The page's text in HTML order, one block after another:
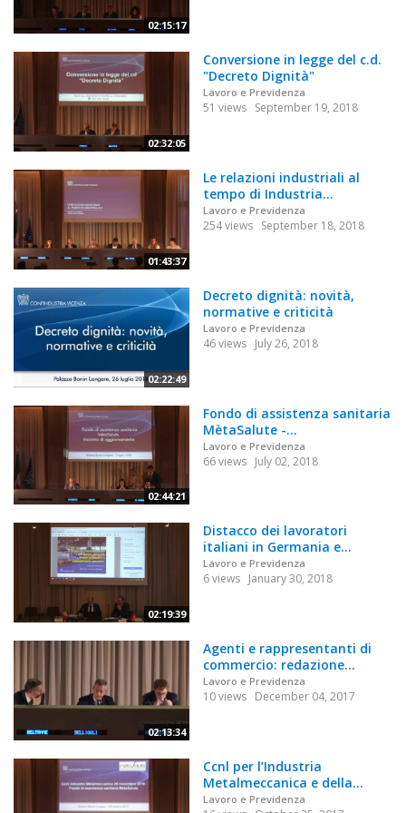
02:15:17
02:32:05
Conversione in legge del c.d.
"Decreto Dignità"
Lavoro e Previdenza
51 views September 19, 2018
01:43:37
Le relazioni industriali al
tempo di Industria...
Lavoro e Previdenza
254 views September 18, 2018
02:22:49
Decreto dignità: novità,
normative e criticità
Lavoro e Previdenza
46 views July 26, 2018
02:44:21
Fondo di assistenza sanitaria
MètaSalute -...
Lavoro e Previdenza
66 views July 02, 2018
02:19:39
Distacco dei lavoratori
italiani in Germania e...
Lavoro e Previdenza
6 views January 30, 2018
02:13:34
Agenti e rappresentanti di
commercio: redazione...
Lavoro e Previdenza
10 views December 04, 2017
Ccnl per l’Industria
Metalmeccanica e della...
Lavoro e Previdenza